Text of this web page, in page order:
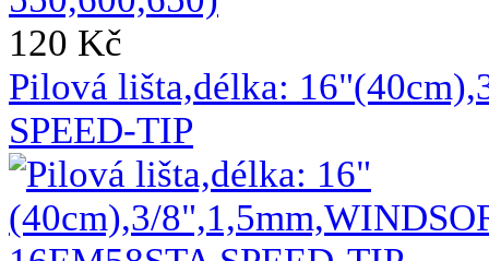
120 Kč
Pilová lišta,délka:
SPEED-TIP